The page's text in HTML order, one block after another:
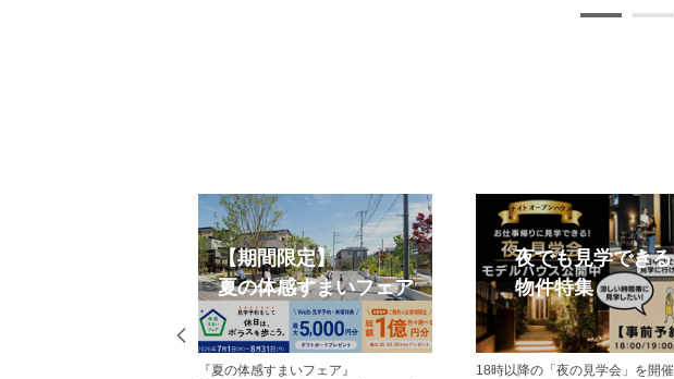
オープンハウス
今週開催予定のモデルハウス見学会・
モデルハウ
現地でモデルハウス見